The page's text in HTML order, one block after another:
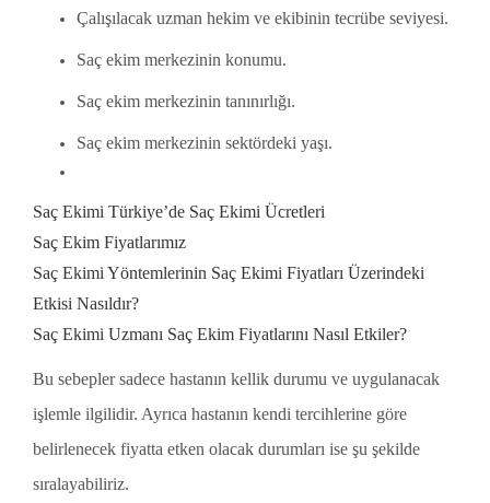
Çalışılacak uzman hekim ve ekibinin tecrübe seviyesi.
Saç ekim merkezinin konumu.
Saç ekim merkezinin tanınırlığı.
Saç ekim merkezinin sektördeki yaşı.
Saç Ekimi Türkiye’de Saç Ekimi Ücretleri
Saç Ekim Fiyatlarımız
Saç Ekimi Yöntemlerinin Saç Ekimi Fiyatları Üzerindeki
Etkisi Nasıldır?
Saç Ekimi Uzmanı Saç Ekim Fiyatlarını Nasıl Etkiler?
Bu sebepler sadece hastanın kellik durumu ve uygulanacak
işlemle ilgilidir. Ayrıca hastanın kendi tercihlerine göre
belirlenecek fiyatta etken olacak durumları ise şu şekilde
sıralayabiliriz.